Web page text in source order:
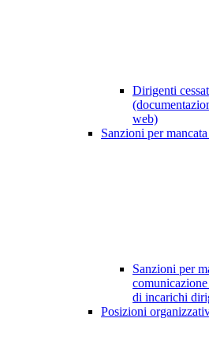
Dirigenti
web)
Sanzioni per
Sanzioni per
di incarichi
Posizioni